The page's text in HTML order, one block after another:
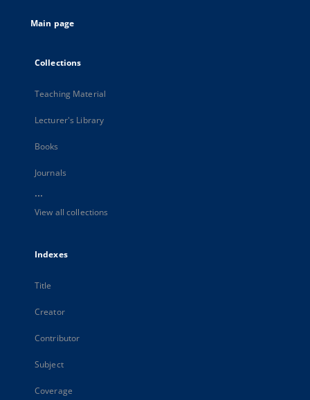
Main page
Collections
Teaching Material
Lecturer's Library
Books
Journals
...
View all collections
Indexes
Title
Creator
Contributor
Subject
Coverage